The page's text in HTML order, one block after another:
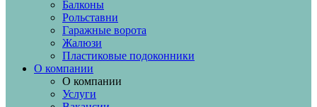
Балконы
Рольставни
Гаражные ворота
Жалюзи
Пластиковые подоконники
О компании
О компании
Услуги